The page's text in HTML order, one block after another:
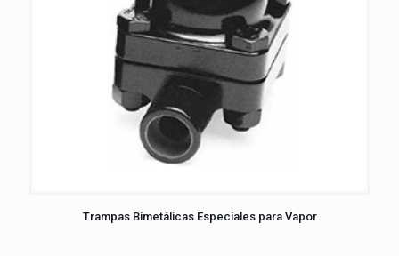
Trampas Bimetálicas Especiales para Vapor